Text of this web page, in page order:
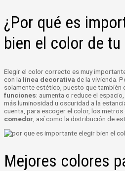
¿Por qué es
bien el color de tu
Elegir el color correcto es muy
con la línea decorativa de la vivienda.
solamente estético, puesto que también
funciones: aumenta o reduce el
más luminosidad u oscuridad a la
cuenta, para escoger el color, los
comedor , así como la distribución de
Mejores colores